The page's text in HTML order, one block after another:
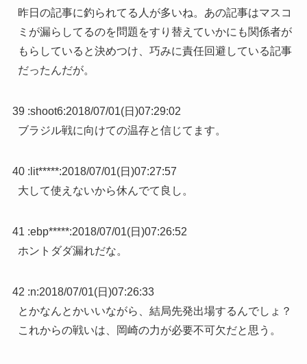
昨日の記事に釣られてる人が多いね。あの記事はマスコ
ミが漏らしてるのを問題をすり替えていかにも関係者が
もらしていると決めつけ、巧みに責任回避している記事
だったんだが。
39 :shoot6:2018/07/01(日)07:29:02
ブラジル戦に向けての温存と信じてます。
40 : lit*****:2018/07/01(日)07:27:57
大して使えないから休んでて良し。
41 :ebp*****:2018/07/01(日)07:26:52
ホントダダ漏れだな。
42 :n:2018/07/01(日)07:26:33
とかなんとかいいながら、結局先発出場するんでしょ？
これからの戦いは、岡崎の力が必要不可欠だと思う。